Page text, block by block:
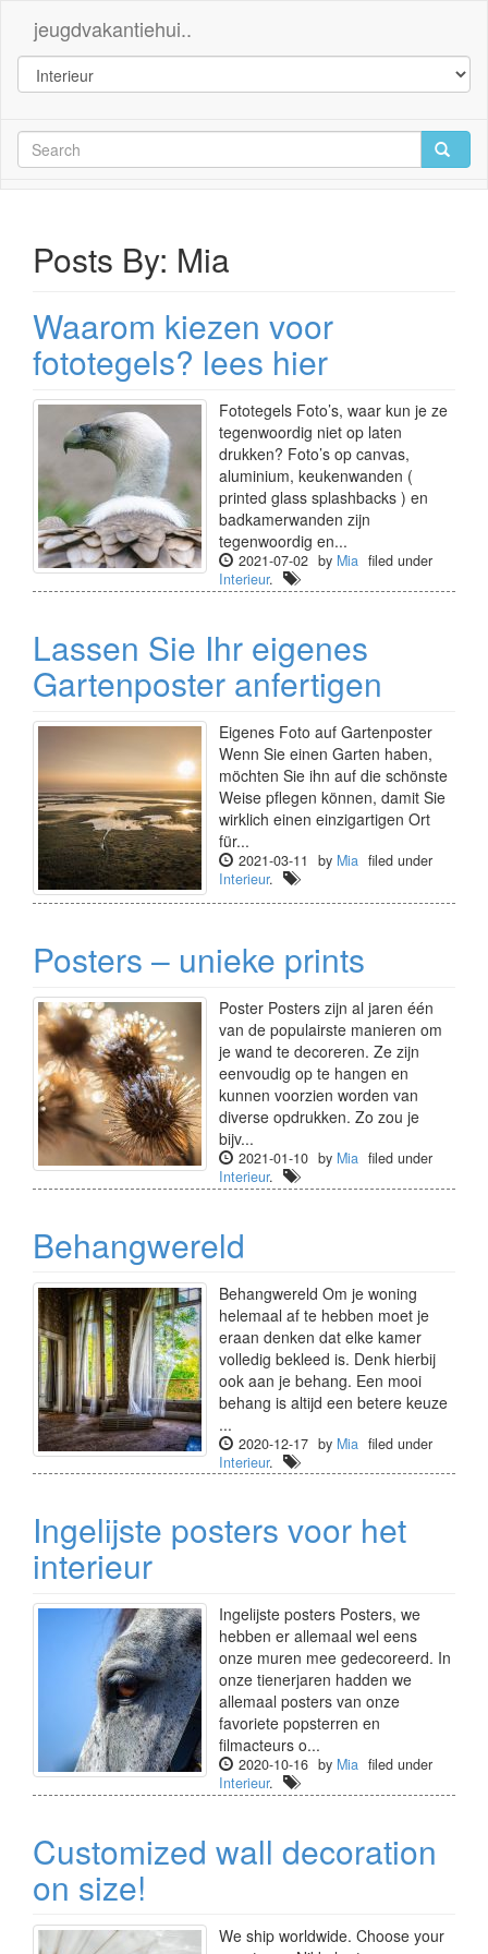
jeugdvakantiehui..
Posts By: Mia
Waarom kiezen voor
fototegels? lees hier
Fototegels Foto’s, waar kun je ze
tegenwoordig niet op laten
drukken? Foto’s op canvas,
aluminium, keukenwanden (
printed glass splashbacks ) en
badkamerwanden zijn
tegenwoordig en...
2021-07-02 by Mia filed under
Interieur.
Lassen Sie Ihr eigenes
Gartenposter anfertigen
Eigenes Foto auf Gartenposter
Wenn Sie einen Garten haben,
möchten Sie ihn auf die schönste
Weise pflegen können, damit Sie
wirklich einen einzigartigen Ort
für...
2021-03-11 by Mia filed under
Interieur.
Posters – unieke prints
Poster Posters zijn al jaren één
van de populairste manieren om
je wand te decoreren. Ze zijn
eenvoudig op te hangen en
kunnen voorzien worden van
diverse opdrukken. Zo zou je
bijv...
2021-01-10 by Mia filed under
Interieur.
Behangwereld
Behangwereld Om je woning
helemaal af te hebben moet je
eraan denken dat elke kamer
volledig bekleed is. Denk hierbij
ook aan je behang. Een mooi
behang is altijd een betere keuze
...
2020-12-17 by Mia filed under
Interieur.
Ingelijste posters voor het
interieur
Ingelijste posters Posters, we
hebben er allemaal wel eens
onze muren mee gedecoreerd. In
onze tienerjaren hadden we
allemaal posters van onze
favoriete popsterren en
filmacteurs o...
2020-10-16 by Mia filed under
Interieur.
Customized wall decoration
on size!
We ship worldwide. Choose your